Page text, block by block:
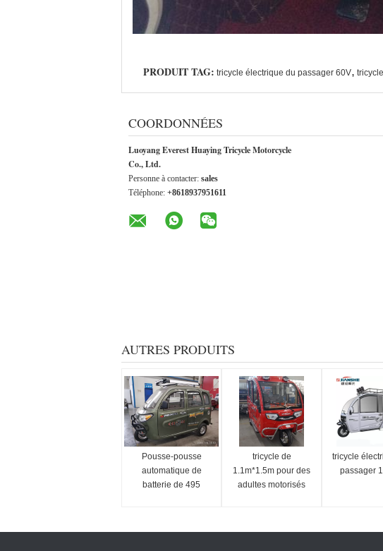
PRODUIT TAG: tricycle électrique du passager 60V,
COORDONNÉES
Luoyang Everest Huaying Tricycle Motorcycle
Co., Ltd.
Personne à contacter: sales
Téléphone: +8618937951611
AUTRES PRODUITS
Pousse-pousse
automatique de
batterie de 495
tricycle de
1.1m*1.5m pour des
adultes motorisés
tricycle
passager